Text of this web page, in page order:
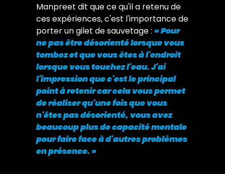
Manpreet dit que ce qu'il a retenu de
ces expériences, c'est l'importance de
porter un gilet de sauvetage : « Pour
ne pas être désorienté lorsque vous
tombez et que vous êtes à l'endroit
lorsque vous touchez l'eau. J'ai
l'impression que c'est le principal
point à retenir car cela vous permet
de réaliser qu'une fois que vous
n'êtes pas désorienté, vous avez
beaucoup plus de capacité mentale
pour faire face à d'autres problèmes
en présence. »